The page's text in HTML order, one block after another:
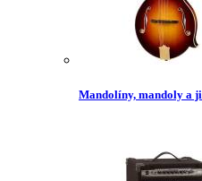
Mandolíny, mandoly a